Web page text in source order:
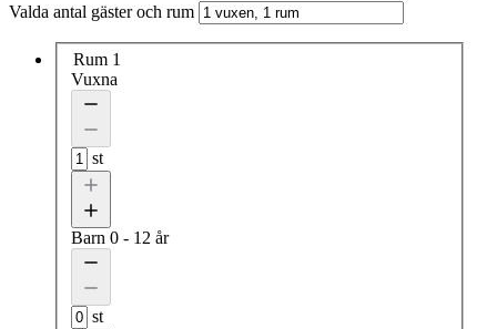
Valda antal gäster och rum
Rum 1
Vuxna
st
Barn 0 - 12 år
st